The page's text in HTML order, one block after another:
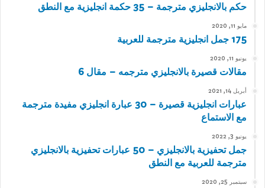
حكم بالانجليزي مترجمة – 35 حكمة انجليزية مع النطق
مايو 11, 2020
175 جمل انجليزية مترجمة للعربية
يونيو 11, 2020
مقالات قصيرة بالانجليزي مترجمه – مقال 6
أبريل 14, 2021
عبارات انجليزية قصيرة – 30 عبارة انجليزي مفيدة مترجمة
مع الاستماع
يونيو 3, 2022
جمل تحفيزية بالانجليزي – 50 عبارات تحفيزية بالانجليزي
مترجمة للعربية مع النطق
سبتمبر 25, 2020